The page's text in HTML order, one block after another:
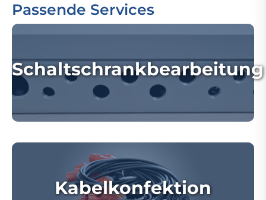
Passende Services
Schaltschrankbearbeitung
Kabelkonfektion